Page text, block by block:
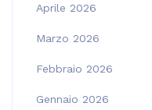
Aprile 2026
Marzo 2026
Febbraio 2026
Gennaio 2026